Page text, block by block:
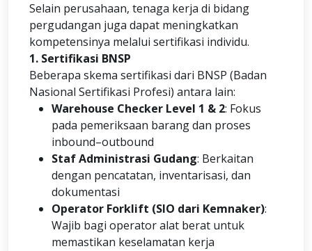
Selain perusahaan, tenaga kerja di bidang
pergudangan juga dapat meningkatkan
kompetensinya melalui sertifikasi individu.
1. Sertifikasi BNSP
Beberapa skema sertifikasi dari BNSP (Badan
Nasional Sertifikasi Profesi) antara lain:
Warehouse Checker Level 1 & 2: Fokus
pada pemeriksaan barang dan proses
inbound–outbound
Staf Administrasi Gudang: Berkaitan
dengan pencatatan, inventarisasi, dan
dokumentasi
Operator Forklift (SIO dari Kemnaker):
Wajib bagi operator alat berat untuk
memastikan keselamatan kerja